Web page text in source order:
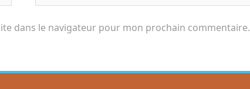
dans le navigateur pour mon prochain commentaire.